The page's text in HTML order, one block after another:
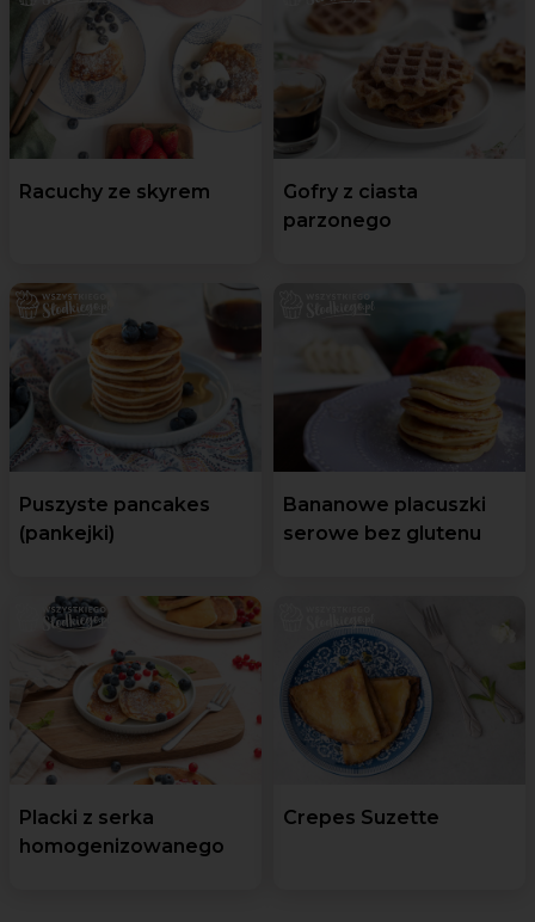
Racuchy ze skyrem
Gofry z ciasta
parzonego
Puszyste pancakes
(pankejki)
Bananowe placuszki
serowe bez glutenu
Placki z serka
homogenizowanego
Crepes Suzette